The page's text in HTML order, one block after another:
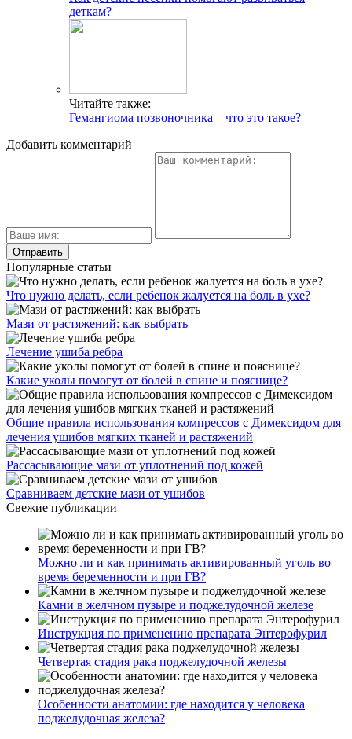
деткам?
Читайте также:
Гемангиома позвоночника – что это такое?
Добавить комментарий
Популярные статьи
Что нужно делать, если ребенок жалуется на боль в ухе?
Мази от растяжений: как выбрать
Лечение ушиба ребра
Какие уколы помогут от болей в спине и пояснице?
Общие правила использования компрессов с Димексидом для
лечения ушибов мягких тканей и растяжений
Рассасывающие мази от уплотнений под кожей
Сравниваем детские мази от ушибов
Свежие публикации
Можно ли и как принимать активированный уголь во
время беременности и при ГВ?
Камни в желчном пузыре и поджелудочной железе
Инструкция по применению препарата Энтерофурил
Четвертая стадия рака поджелудочной железы
Особенности анатомии: где находится у человека
поджелудочная железа?